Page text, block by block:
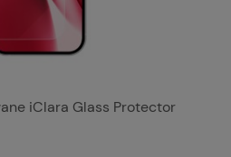
iClara Glass Protector